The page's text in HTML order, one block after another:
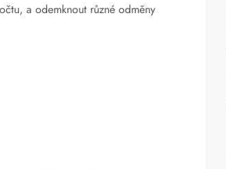
a odemknout různé odměny